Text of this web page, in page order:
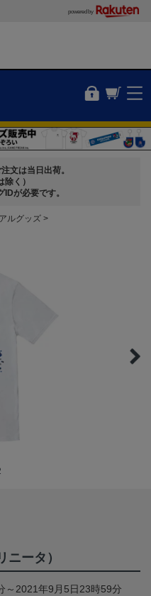
powered by
文は当日出荷。
除く）
が必要です。
ルグッズ
ニータ）
～2021年9月5日23時59分